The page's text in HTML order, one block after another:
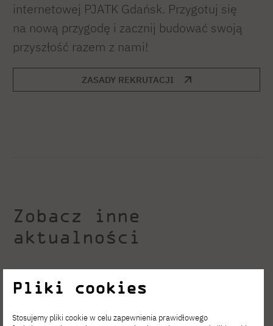
internetowej PJATK Gdańsk. Przygotuj się
na nową przygodę i zacznij budować swoją
przyszłość razem z nami!
ZASADY REKRUTACJI
Zobacz inne
aktualności
Pliki cookies
Stosujemy pliki cookie w celu zapewnienia prawidłowego